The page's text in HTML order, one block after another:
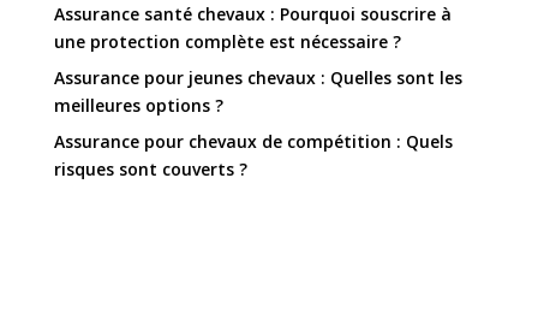
Assurance santé chevaux : Pourquoi souscrire à
une protection complète est nécessaire ?
Assurance pour jeunes chevaux : Quelles sont les
meilleures options ?
Assurance pour chevaux de compétition : Quels
risques sont couverts ?